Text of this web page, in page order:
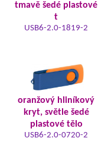
tmavě šedé plastové
t
USB6-2.0-1819-2
oranžový hliníkový
kryt, světle šedé
plastové tělo
USB6-2.0-0720-2